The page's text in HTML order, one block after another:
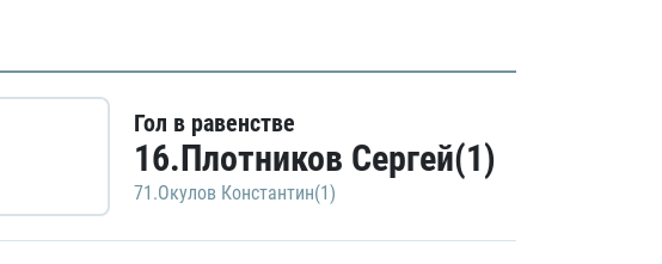
Гол в равенстве
16.Плотников Сергей(1)
71.Окулов Константин(1)